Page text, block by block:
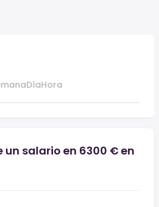
DíaHora
un salario en 6300 € en